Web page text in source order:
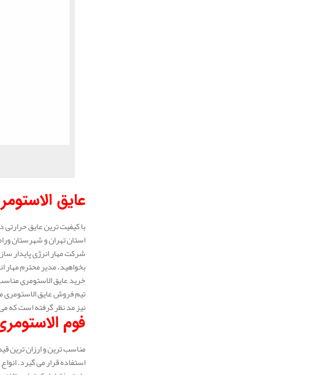
عایق
با کیفیت ترین عایق حرارتی
استان تهران و شهرستان
شرکت مهار انرژی پایدار
بخواهید. مدیر محترم
خرید عایق الاستومری
تیم فروش عایق الاستومری
نیز مد نظر گرفته است که می
فوم
مناسب ترین و ارزان ترین
استفاده قرار می گیرد.